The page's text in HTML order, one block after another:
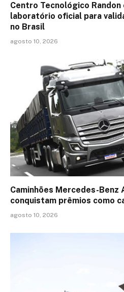
Centro Tecnológico
laboratório oficial para
no Brasil
agosto 10, 2026
Caminhões Mercedes-
conquistam prêmios como
agosto 10, 2026